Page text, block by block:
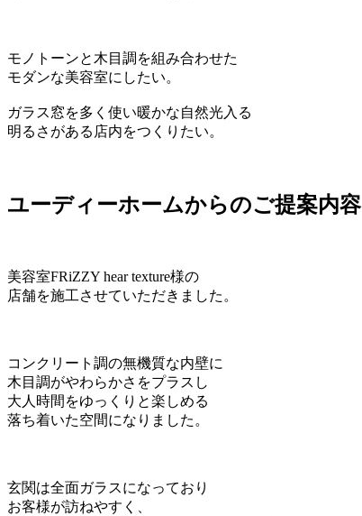
モノトーンと木目調を組み合わせた
モダンな美容室にしたい。
ガラス窓を多く使い暖かな自然光入る
明るさがある店内をつくりたい。
ユーディーホームからのご提案内容
美容室FRiZZY hear texture様の
店舗を施工させていただきました。
コンクリート調の無機質な内壁に
木目調がやわらかさをプラスし
大人時間をゆっくりと楽しめる
落ち着いた空間になりました。
玄関は全面ガラスになっており
お客様が訪ねやすく、